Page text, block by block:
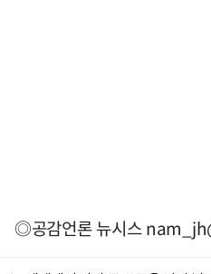
◎공감언론 뉴시스